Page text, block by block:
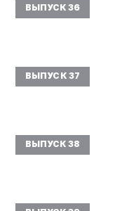
ВЫПУСК 36
ВЫПУСК 37
ВЫПУСК 38